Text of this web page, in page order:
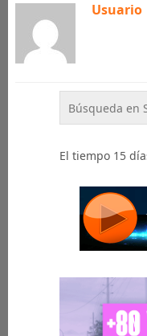
Usuario
El tiempo 15